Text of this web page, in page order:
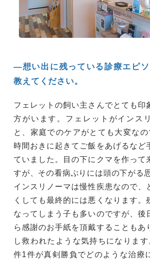
―想い出に残っている診療エピ
教えてください。
フェレットの飼い主さんでとても印
方がいます。フェレットがインス
と、家庭でのケアがとても大変な
時間おきに起きてご飯をあげるなど
ていました。目の下にクマを作って
すが、その看病ぶりには頭の下がる
インスリノーマは慢性疾患なので、
くしても最終的には悪くなります。
なってしまう子も多いのですが、後
ら感謝のお手紙を頂戴することもあ
し救われたような気持ちになりま
件1件が真剣勝負でどのような治療